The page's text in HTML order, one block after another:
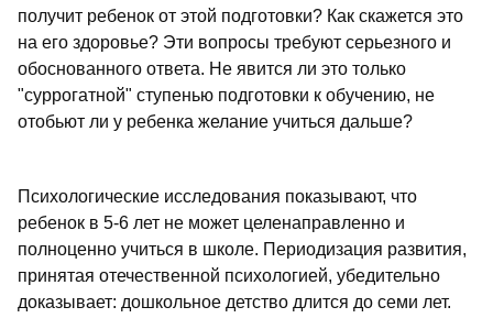
получит ребенок от этой подготовки? Как скажется это
на его здоровье? Эти вопросы требуют серьезного и
обоснованного ответа. Не явится ли это только
"суррогатной" ступенью подготовки к обучению, не
отобьют ли у ребенка желание учиться дальше?
Психологические исследования показывают, что
ребенок в 5-6 лет не может целенаправленно и
полноценно учиться в школе. Периодизация развития,
принятая отечественной психологией, убедительно
доказывает: дошкольное детство длится до семи лет.